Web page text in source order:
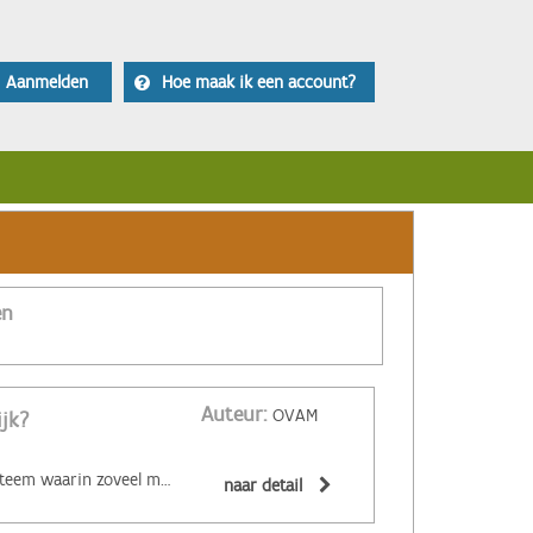
Aanmelden Hoe maak ik een account?
Auteur: OVAM
‌De circulaire economie is een economisch systeem waarin zoveel mogelijk producten en grondstoffen hergebruikt of hoogwaardig gerecycleerd worden. Materialen zijn (volledig) recycleerbaar of afbreekbaar, spullen worden hersteld, hebben een hoge tweedehandswaarde, zijn ‘upgradebaar’, kunnen makkelijk gedemonteerd worden en omgevormd tot nieuwe producten ... Zo wordt maximaal vermeden dat spullen hun waarde verliezen. De circulaire economie biedt een alternatief voor het huidige lineaire systeem. Daarin worden grondstoffen omgezet in producten die aan het einde van hun leven massaal afval worden. De Ellen MacArthur Foundation maakte er een inzichtelijk filmpje over: naar detail